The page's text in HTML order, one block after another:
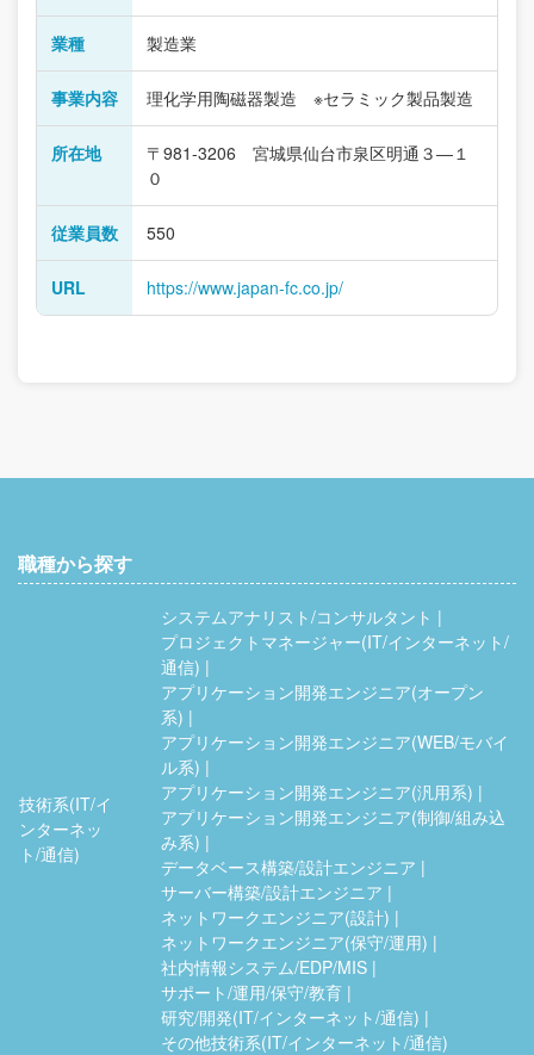
業種 製造業
事業内容 理化学用陶磁器製造 ※セラミック製品製造
所在地
〒981-3206 宮城県仙台市泉区明通３―１
０
従業員数 550
URL https://www.japan-fc.co.jp/
職種から探す
技術系(IT/イ
ンターネッ
ト/通信)
システムアナリスト/コンサルタント
プロジェクトマネージャー(IT/インターネット/
通信)
アプリケーション開発エンジニア(オープン
系)
アプリケーション開発エンジニア(WEB/モバイ
ル系)
アプリケーション開発エンジニア(汎用系)
アプリケーション開発エンジニア(制御/組み込
み系)
データベース構築/設計エンジニア
サーバー構築/設計エンジニア
ネットワークエンジニア(設計)
ネットワークエンジニア(保守/運用)
社内情報システム/EDP/MIS
サポート/運用/保守/教育
研究/開発(IT/インターネット/通信)
その他技術系(IT/インターネット/通信)